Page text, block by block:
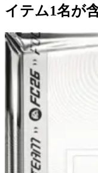
イテム1名が